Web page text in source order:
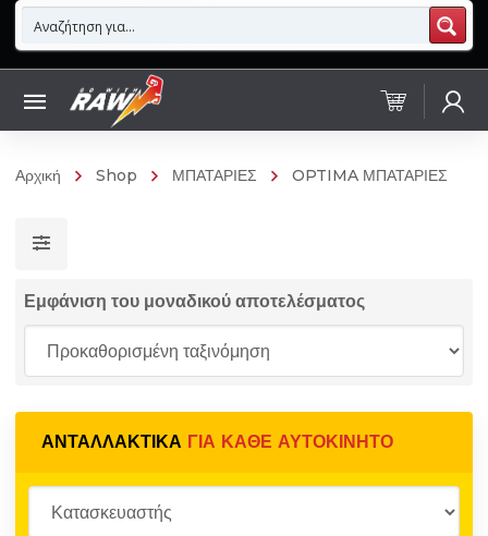
Αρχική Shop ΜΠΑΤΑΡΙΕΣ OPTIMA ΜΠΑΤΑΡΙΕΣ
Εμφάνιση του μοναδικού αποτελέσματος
ΑΝΤΑΛΛΑΚΤΙΚΆ ΓΙΑ ΚΆΘΕ ΑΥΤΟΚΊΝΗΤΟ